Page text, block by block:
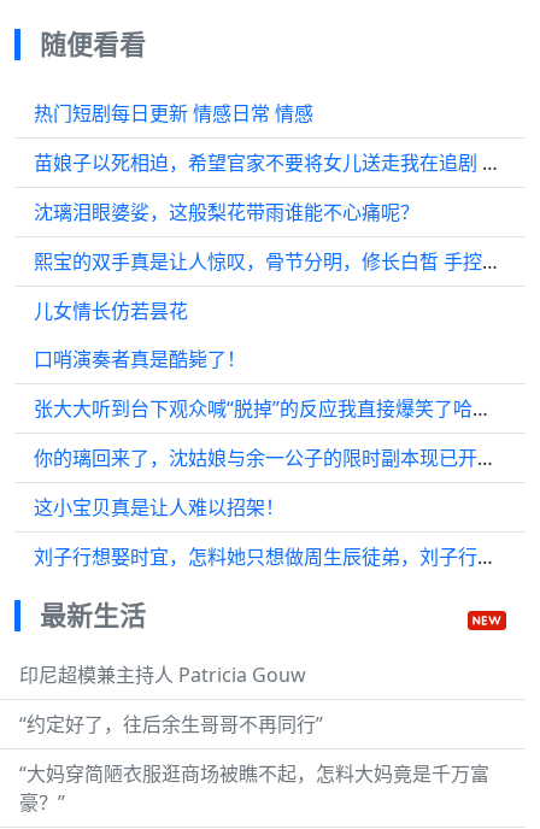
随便看看
热门短剧每日更新 情感日常 情感
苗娘子以死相迫，希望官家不要将女儿送走我在追剧 电视剧
沈璃泪眼婆娑，这般梨花带雨谁能不心痛呢？
熙宝的双手真是让人惊叹，骨节分明，修长白皙 手控党 罗云熙
儿女情长仿若昙花
口哨演奏者真是酷毙了！
张大大听到台下观众喊“脱掉”的反应我直接爆笑了哈哈哈哈哈哈
你的璃回来了，沈姑娘与余一公子的限时副本现已开启 与凤行 赵丽颖 林更新
这小宝贝真是让人难以招架！
刘子行想娶时宜，怎料她只想做周生辰徒弟，刘子行心碎
最新生活
印尼超模兼主持人 Patricia Gouw
“约定好了，往后余生哥哥不再同行”
“大妈穿简陋衣服逛商场被瞧不起，怎料大妈竟是千万富
豪？”